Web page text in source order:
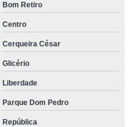
Bom Retiro
Centro
Cerqueira César
Glicério
Liberdade
Parque Dom Pedro
República